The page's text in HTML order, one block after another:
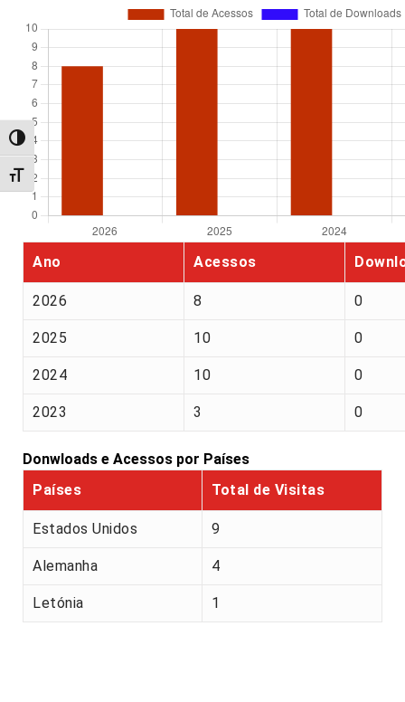
Alternar alto contraste
Alternar tamanho da fonte
Ano Acessos
2026 8 0
2025 10 0
2024 10 0
2023 3 0
Donwloads e Acessos por Países
Países
Total de Visitas
Estados Unidos 9
Alemanha 4
Letónia 1